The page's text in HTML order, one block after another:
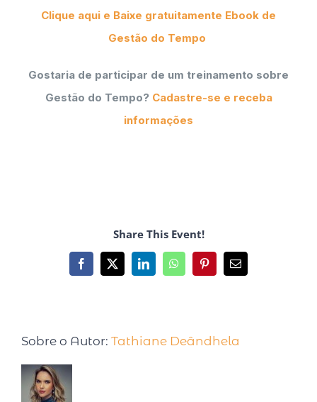
Clique aqui e Baixe gratuitamente Ebook de
Gestão do Tempo
Gostaria de participar de um treinamento sobre
Gestão do Tempo? Cadastre-se e receba
informações
Share This Event!
Sobre o Autor: Tathiane Deândhela